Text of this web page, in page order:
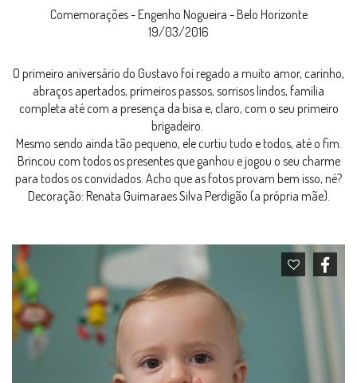
Comemorações - Engenho Nogueira - Belo Horizonte
19/03/2016
O primeiro aniversário do Gustavo foi regado a muito amor, carinho,
abraços apertados, primeiros passos, sorrisos lindos, família
completa até com a presença da bisa e, claro, com o seu primeiro
brigadeiro.
Mesmo sendo ainda tão pequeno, ele curtiu tudo e todos, até o fim.
Brincou com todos os presentes que ganhou e jogou o seu charme
para todos os convidados. Acho que as fotos provam bem isso, né?
Decoração: Renata Guimaraes Silva Perdigão (a própria mãe).